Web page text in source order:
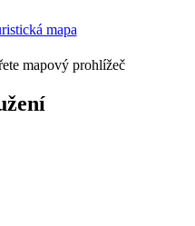
mapový prohlížeč